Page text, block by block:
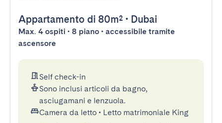
Appartamento di 80m² • Dubai
Max. 4 ospiti • 8 piano • accessibile tramite
ascensore
Self check-in
Sono inclusi articoli da bagno,
asciugamani e lenzuola.
Camera da letto • Letto matrimoniale King